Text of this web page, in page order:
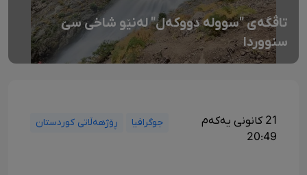
تاڤگەی "سوولە دووکەل" لەنێو شاخی سێ
سنووردا
21 کانونی یەکەم
20:49
جوگرافیا ڕۆژهەڵاتی کوردستان